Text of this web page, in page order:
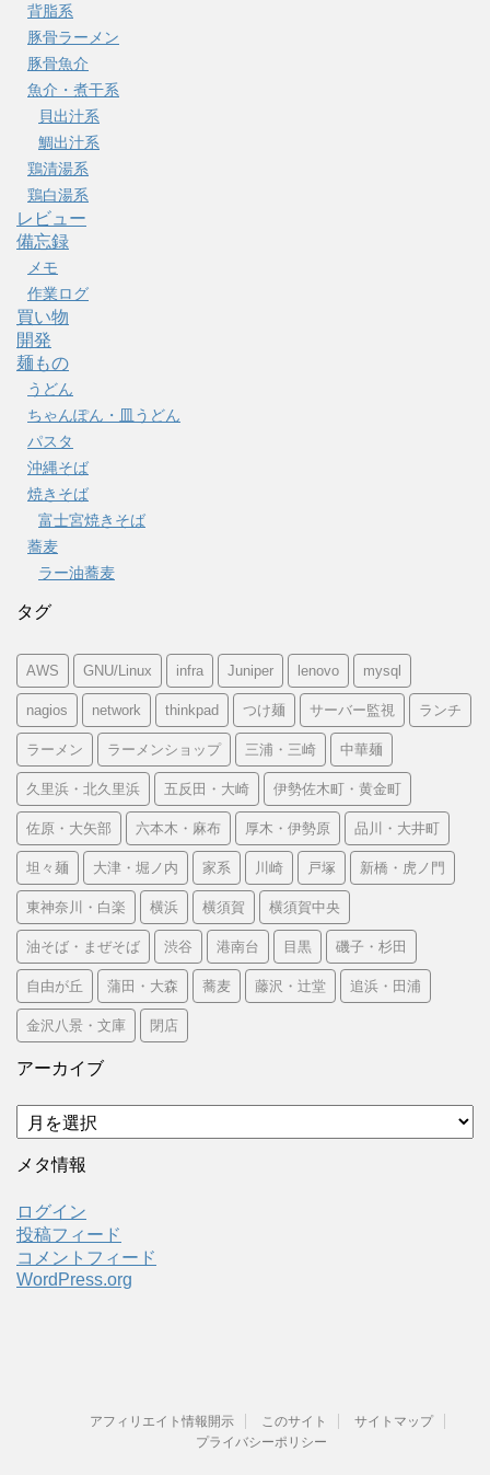
背脂系
豚骨ラーメン
豚骨魚介
魚介・煮干系
貝出汁系
鯛出汁系
鶏清湯系
鶏白湯系
レビュー
備忘録
メモ
作業ログ
買い物
開発
麺もの
うどん
ちゃんぽん・皿うどん
パスタ
沖縄そば
焼きそば
富士宮焼きそば
蕎麦
ラー油蕎麦
タグ
AWS GNU/Linux infra Juniper lenovo mysql
nagios network thinkpad つけ麺 サーバー監視 ランチ
ラーメン ラーメンショップ 三浦・三崎 中華麺
久里浜・北久里浜 五反田・大崎 伊勢佐木町・黄金町
佐原・大矢部 六本木・麻布 厚木・伊勢原 品川・大井町
坦々麺 大津・堀ノ内 家系 川崎 戸塚 新橋・虎ノ門
東神奈川・白楽 横浜 横須賀 横須賀中央
油そば・まぜそば 渋谷 港南台 目黒 磯子・杉田
自由が丘 蒲田・大森 蕎麦 藤沢・辻堂 追浜・田浦
金沢八景・文庫 閉店
アーカイブ
ア
ー
カ
ブ
メタ情報
ログイン
投稿フィード
コメントフィード
WordPress.org
アフィリエイト情報開示 このサイト
サイトマップ
プライバシーポリシー